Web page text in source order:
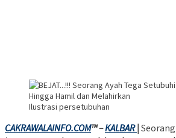
Ilustrasi persetubuhan
CAKRAWALAINFO.COM™ –KALBAR|